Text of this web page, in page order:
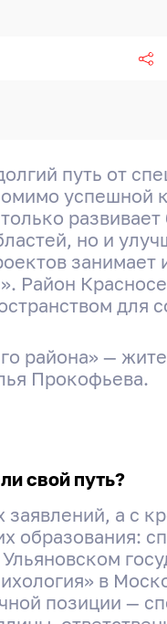
путь от
успешной
но и
Район
для
района» —
Прокофьева.
свой путь?
заявлений, а с
образования:
в
позиции —